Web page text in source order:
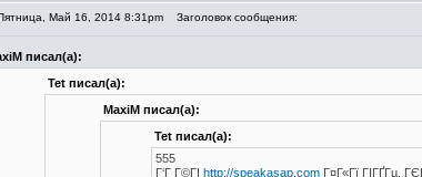
Май 16, 2014 8:31pm Заголовок сообщения:
писал(а):
Tet писал(а):
MaxiM писал(а):
Tet писал(а):
555
Г‘Г Г©ГІ http://speakasap.comГ¤Г«Гї ГІГҐГµ,